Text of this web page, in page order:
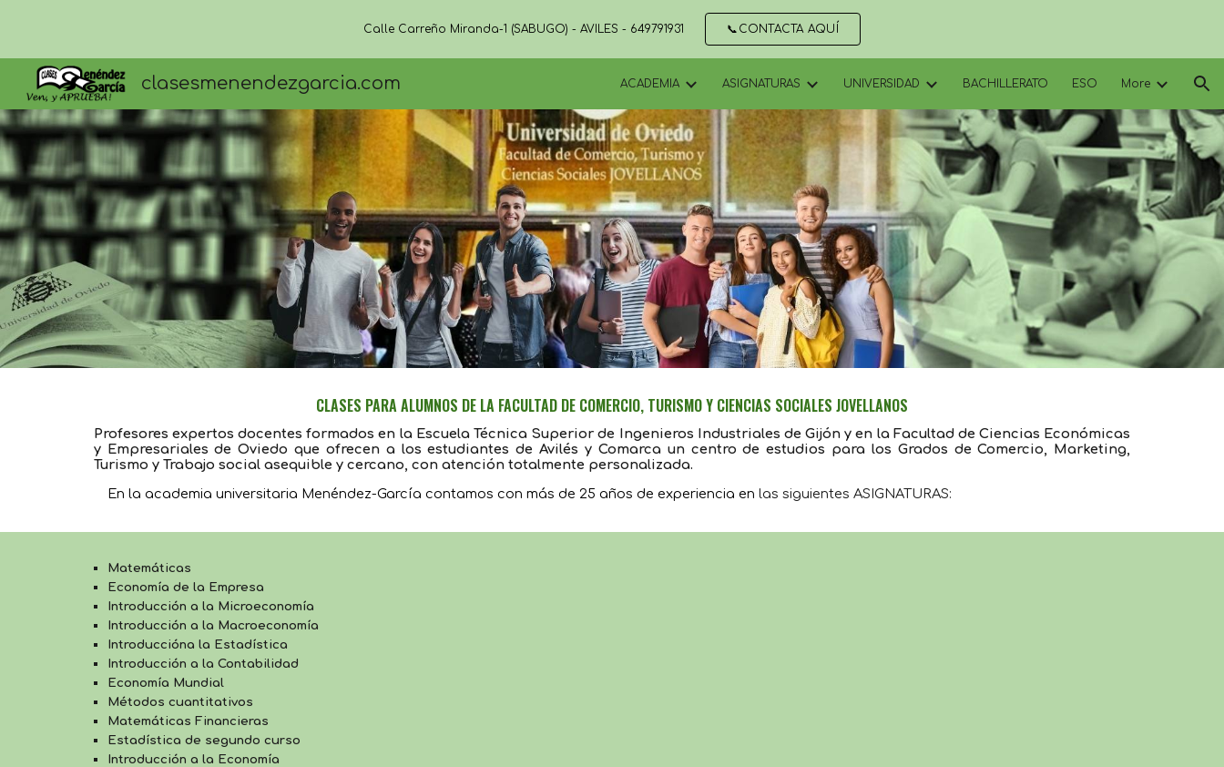
Skip to main content Skip to navigation
Calle Carreño Miranda-1 (SABUGO) - AVILÉS - 649791931 📞CONTACTA AQUÍ
clasesmenendezgarcia.com ACADEMIA ASIGNATURAS UNIVERSIDAD BACHILLERATO ESO More
CLASES PARA ALUMNOS DE LA FACULTAD DE COMERCIO, TURISMO Y CIENCIAS SOCIALES JOVELLANOS
Profesores expertos docentes formados en la Escuela Técnica Superior de Ingenieros Industriales de Gijón y en la Facultad de Ciencias Económicas
y Empresariales de Oviedo que ofrecen a los estudiantes de Avilés y Comarca un centro de estudios para los Grados de Comercio, Marketing,
Turismo y Trabajo social asequible y cercano, con atención totalmente personalizada.
En la academia universitaria Menéndez-García contamos con más de 25 años de experiencia en las siguientes ASIGNATURAS:
Matemáticas
Economía de la Empresa
Introducción a la Microeconomía
Introducción a la Macroeconomía
Introduccióna la Estadística
Introducción a la Contabilidad
Economía Mundial
Métodos cuantitativos
Matemáticas Financieras
Estadística de segundo curso
Introducción a la Economía